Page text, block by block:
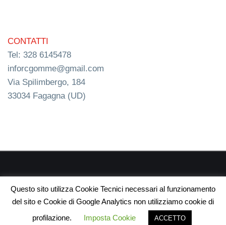
CONTATTI
Tel: 328 6145478
inforcgomme@gmail.com
Via Spilimbergo, 184
33034 Fagagna (UD)
webdesign
Questo sito utilizza Cookie Tecnici necessari al funzionamento
del sito e Cookie di Google Analytics non utilizziamo cookie di
profilazione.
Imposta Cookie ACCETTO